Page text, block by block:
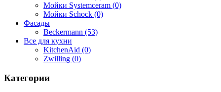
Мойки Systemceram (0)
Мойки Schock (0)
Фасады
Beckermann (53)
Все для кухни
KitchenAid (0)
Zwilling (0)
Категории